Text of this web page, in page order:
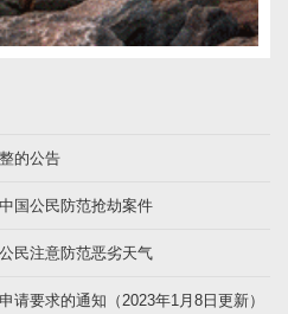
的公告
国公民防范抢劫案件
民注意防范恶劣天气
请要求的通知（2023年1月8日更新）